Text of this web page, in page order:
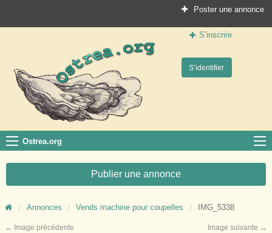
Poster une annonce
S’inscrire
S’identifier
Ostrea.org
Le site des professionnels de la conchyliculture
Ostrea.org
Publier une annonce
Annonces Vends machine pour coupelles IMG_5338
← Image précédente Image suivante →